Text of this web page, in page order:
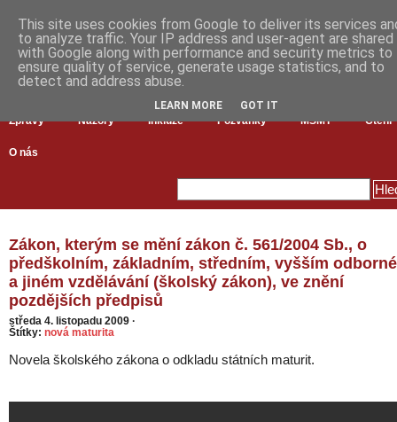
Zprávy Názory Inkluze Pozvánky MŠMT Čtení
O nás
Zákon, kterým se mění zákon č. 561/2004 Sb., o
předškolním, základním, středním, vyšším
a jiném vzdělávání (školský zákon), ve znění
pozdějších předpisů
středa 4. listopadu 2009 ·
Štítky: nová maturita
Novela školského zákona o odkladu státních maturit.
This site uses cookies from Google to deliver its services
to analyze traffic. Your IP address and user-agent are shared
with Google along with performance and security metrics to
ensure quality of service, generate usage statistics, and to
detect and address abuse.
LEARN MORE GOT IT